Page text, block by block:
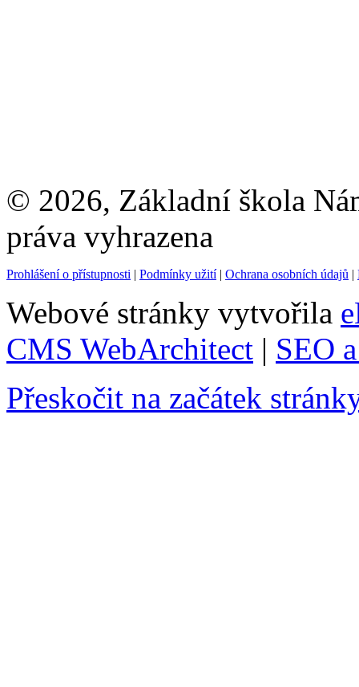
© 2026, Základní škola
práva vyhrazena
Prohlášení o přístupnosti | Podmínky užití| Ochrana osobních údajů |
Webové stránky vytvořila
CMS WebArchitect | SEO
Přeskočit na začátek